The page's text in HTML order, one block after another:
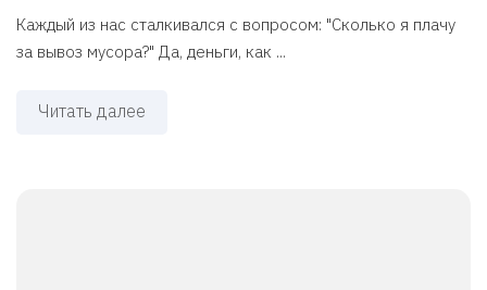
Каждый из нас сталкивался с вопросом: "Сколько я плачу
за вывоз мусора?" Да, деньги, как ...
Читать далее